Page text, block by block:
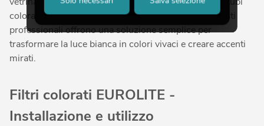
colorati di alta qualità del nostro shop online per clienti
professionali offrono una soluzione semplice per
trasformare la luce bianca in colori vivaci e creare accenti
mirati.
Filtri colorati EUROLITE -
Installazione e utilizzo